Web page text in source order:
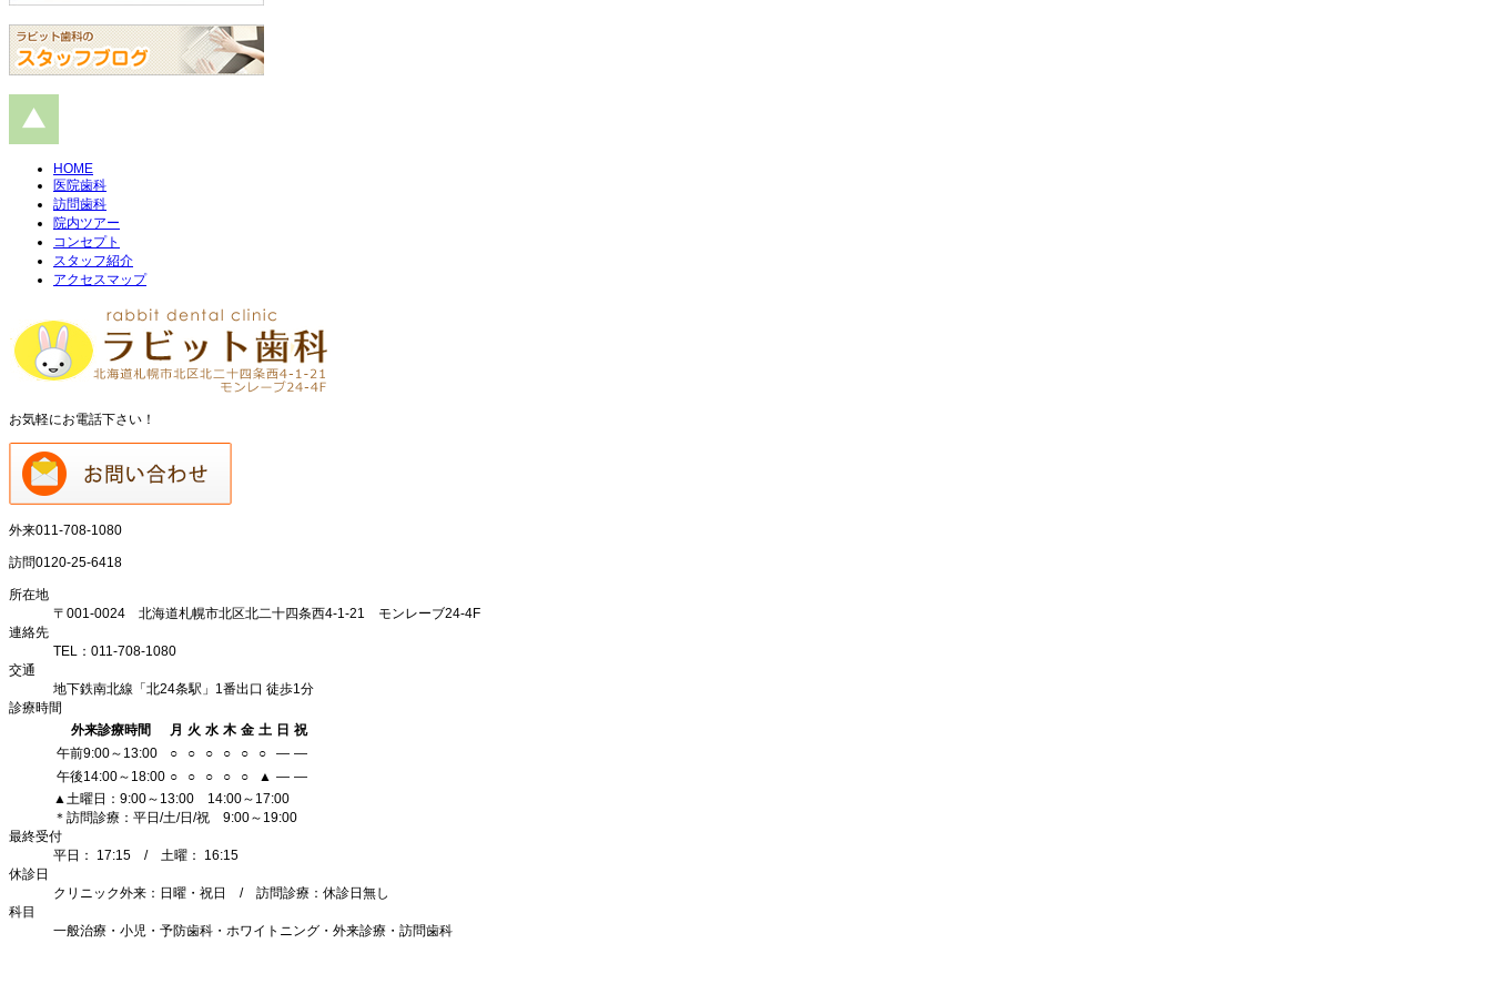
HOME
医院歯科
訪問歯科
院内ツアー
コンセプト
スタッフ紹介
アクセスマップ
お気軽にお電話下さい！
外来011-708-1080
訪問0120-25-6418
所在地
〒001-0024 北海道札幌市北区北二十四条西4-1-21 モンレーブ24-4F
連絡先
TEL：011-708-1080
交通
地下鉄南北線「北24条駅」1番出口 徒歩1分
診療時間
外来診療時間
月 火 水 木 金 土 日 祝
午前9:00～13:00
○ ○ ○ ○ ○ ○ ― ―
午後14:00～18:00 ○ ○ ○ ○ ○ ▲ ― ―
▲土曜日：9:00～13:00 14:00～17:00
＊訪問診療：平日/土/日/祝 9:00～19:00
最終受付
平日： 17:15 / 土曜： 16:15
休診日
クリニック外来：日曜・祝日 / 訪問診療：休診日無し
科目
一般治療・小児・予防歯科・ホワイトニング・外来診療・訪問歯科